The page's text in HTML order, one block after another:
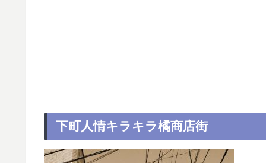
下町人情キラキラ橘商店街